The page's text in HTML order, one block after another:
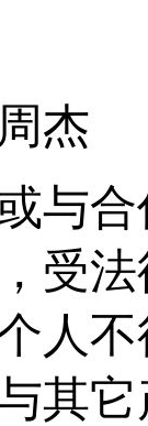
杰
与
受
人
其